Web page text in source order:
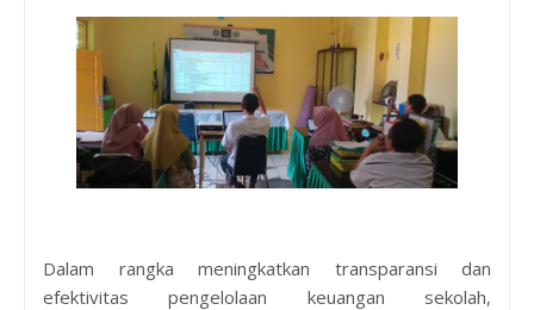
Dalam rangka meningkatkan transparansi dan
efektivitas pengelolaan keuangan sekolah,